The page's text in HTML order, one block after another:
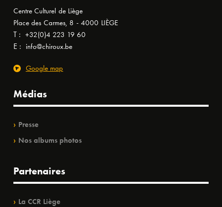
Centre Culturel de Liège
Place des Carmes, 8 - 4000 LIÈGE
T : +32(0)4 223 19 60
E : info@chiroux.be
Google map
Médias
Presse
Nos albums photos
Partenaires
La CCR Liège